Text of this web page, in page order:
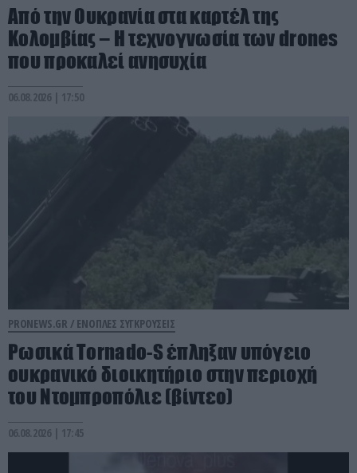
Από την Ουκρανία στα καρτέλ της
Κολομβίας – Η τεχνογνωσία των drones
που προκαλεί ανησυχία
06.08.2026 | 17:50
PRONEWS.GR / ΕΝΟΠΛΕΣ ΣΥΓΚΡΟΥΣΕΙΣ
Ρωσικά Tornado-S έπληξαν υπόγειο
ουκρανικό διοικητήριο στην περιοχή
του Ντομπροπόλιε (βίντεο)
06.08.2026 | 17:45